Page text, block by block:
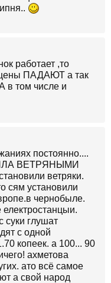
работает ,то
ПАДАЮТ а так
в том числе и
постоянно....
ВЕТРЯНЫМИ
ветряки.
сям установили
чернобыле.
суки глушат
с одной
копеек. а 100... 90
ахметова
ато всё самое
а свой народ